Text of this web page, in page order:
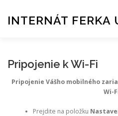
obsahINTERNÁT FERKA
Pripojenie k Wi-Fi
Pripojenie Vášho mobilného
Wi-
Prejdite na položku